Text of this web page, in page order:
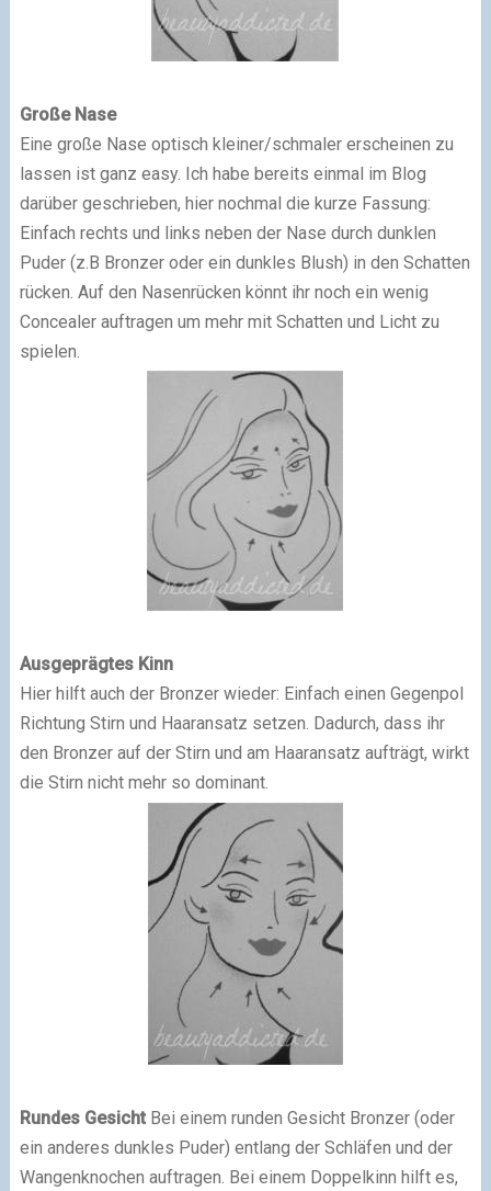
Große Nase
Eine große Nase optisch kleiner/schmaler erscheinen zu
lassen ist ganz easy. Ich habe bereits einmal im Blog
darüber geschrieben, hier nochmal die kurze Fassung:
Einfach rechts und links neben der Nase durch dunklen
Puder (z.B Bronzer oder ein dunkles Blush) in den Schatten
rücken. Auf den Nasenrücken könnt ihr noch ein wenig
Concealer auftragen um mehr mit Schatten und Licht zu
spielen.
Ausgeprägtes Kinn
Hier hilft auch der Bronzer wieder: Einfach einen Gegenpol
Richtung Stirn und Haaransatz setzen. Dadurch, dass ihr
den Bronzer auf der Stirn und am Haaransatz aufträgt, wirkt
die Stirn nicht mehr so dominant.
Rundes Gesicht Bei einem runden Gesicht Bronzer (oder
ein anderes dunkles Puder) entlang der Schläfen und der
Wangenknochen auftragen. Bei einem Doppelkinn hilft es,